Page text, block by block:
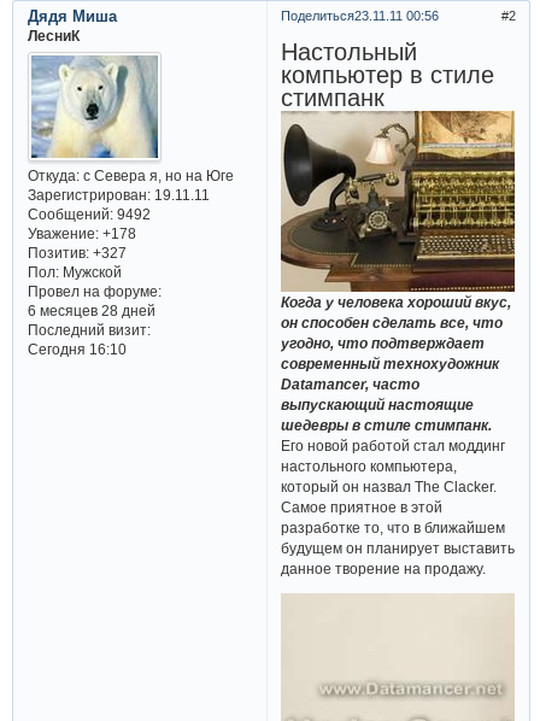
Поделиться 2
23.11.11 00:56
Дядя Миша
ЛесниК
Откуда:с Севера я, но на Юге
Зарегистрирован: 19.11.11
Сообщений:9492
Уважение: +178
Позитив: +327
Пол:Мужской
Провел на форуме:
6 месяцев 28 дней
Последний визит:
Сегодня 16:10
Настольный
компьютер в стиле
стимпанк
Когда у человека хороший вкус,
он способен сделать все, что
угодно, что подтверждает
современный технохудожник
Datamancer, часто
выпускающий настоящие
шедевры в стиле стимпанк.
Его новой работой стал моддинг
настольного компьютера,
который он назвал The Clacker.
Самое приятное в этой
разработке то, что в ближайшем
будущем он планирует выставить
данное творение на продажу.